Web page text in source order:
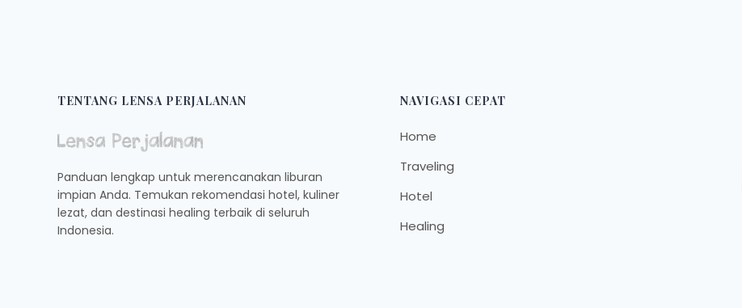
TENTANG LENSA PERJALANAN
Panduan lengkap untuk merencanakan liburan
impian Anda. Temukan rekomendasi hotel, kuliner
lezat, dan destinasi healing terbaik di seluruh
Indonesia.
NAVIGASI CEPAT
Home
Traveling
Hotel
Healing